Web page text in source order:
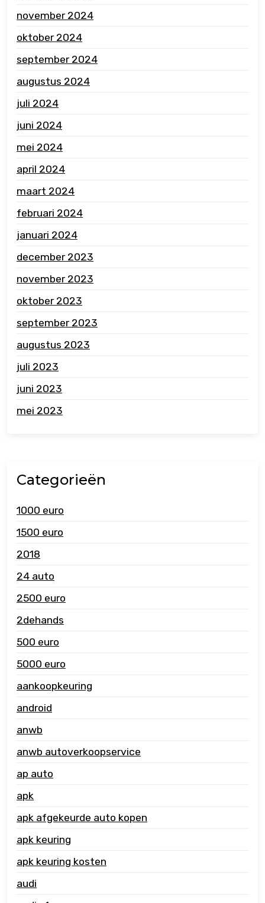
november 2024
oktober 2024
september 2024
augustus 2024
juli 2024
juni 2024
mei 2024
april 2024
maart 2024
februari 2024
januari 2024
december 2023
november 2023
oktober 2023
september 2023
augustus 2023
juli 2023
juni 2023
mei 2023
Categorieën
1000 euro
1500 euro
2018
24 auto
2500 euro
2dehands
500 euro
5000 euro
aankoopkeuring
android
anwb
anwb autoverkoopservice
ap auto
apk
apk afgekeurde auto kopen
apk keuring
apk keuring kosten
audi